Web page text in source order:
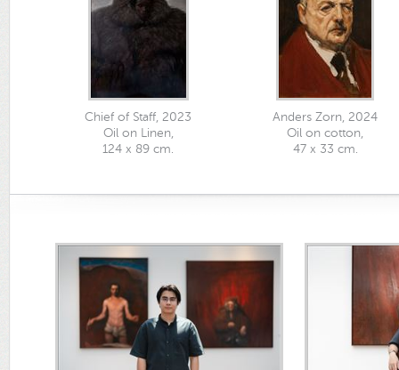
Chief of Staff, 2023
Oil on Linen,
124 x 89 cm.
Anders Zorn, 2024
Oil on cotton,
47 x 33 cm.